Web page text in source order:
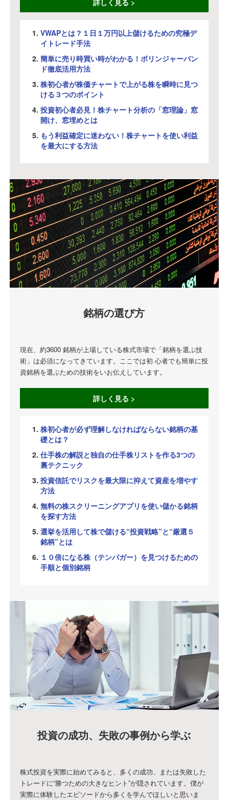
VWAPとは？１日１万円以上儲けるための究極デ
イトレード手法
簡単に売り時買い時がわかる！ボリンジャーバン
ド徹底活用方法
株初心者が株価チャートで上がる株を瞬時に見つ
ける３つのポイント
投資初心者必見！株チャート分析の「窓理論」窓
開け、窓埋めとは
もう利益確定に迷わない！株チャートを使い利益
を最大にする方法
銘柄の選び方
現在、約3600 銘柄が上場している株式市場で「銘柄を選ぶ技
術」は必須になってきています。ここでは初 心者でも簡単に投
資銘柄を選ぶための技術をいお伝えしています。
詳しく見る >
株初心者が必ず理解しなければならない銘柄の基
礎とは？
仕手株の解説と独自の仕手株リストを作る3つの
裏テクニック
投資信託でリスクを最大限に抑えて資産を増やす
方法
無料の株スクリーニングアプリを使い儲かる銘柄
を探す方法
選挙を活用して株で儲ける“投資戦略”と“厳選５
銘柄”とは
１０倍になる株（テンバガー）を見つけるための
手順と個別銘柄
投資の成功、失敗の事例から学ぶ
株式投資を実際に始めてみると、多くの成功、または失敗した
トレードに“勝つための大きなヒント”が隠されています。僕が
実際に体験したエピソードから多くを学んでほしいと思いま